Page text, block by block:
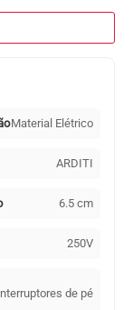
Material Elétrico
ARDITI
6.5 cm
250V
de pé